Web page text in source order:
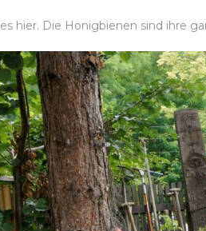
hier. Die Honigbienen sind ihre